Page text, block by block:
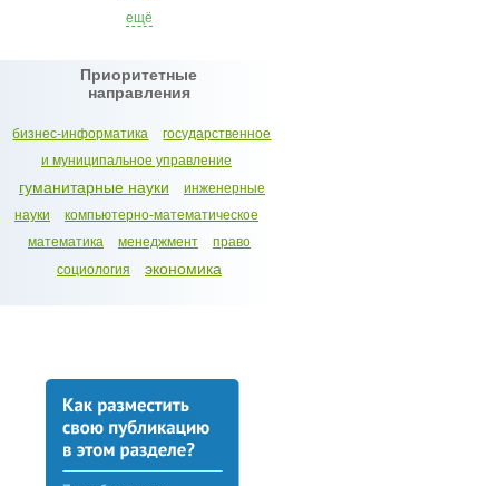
ещё
Приоритетные
направления
бизнес-информатика
государственное
и муниципальное управление
гуманитарные науки
инженерные
науки
компьютерно-математическое
математика
менеджмент
право
социология
экономика